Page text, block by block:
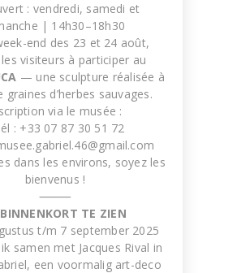
Skin
IN PROGRESS
TW120
IN PROGRESS
: vendredi, samedi et
| 14h30–18h30
end des 23 et 24 août,
les visiteurs à participer au
— une sculpture réalisée à
graines d’herbes sauvages.
via le musée :
: +33 07 87 30 51 72
dans les environs, soyez les
bienvenus !
⸻
BINNENKORT TE ZIEN
t/m 7 september 2025
samen met Jacques Rival in
een voormalig art-deco